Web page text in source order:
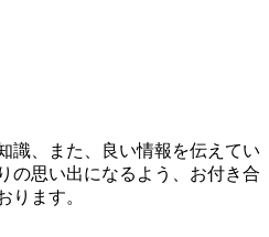
識、また、良い情報を伝えてい
の思い出になるよう、お付き合
ります。